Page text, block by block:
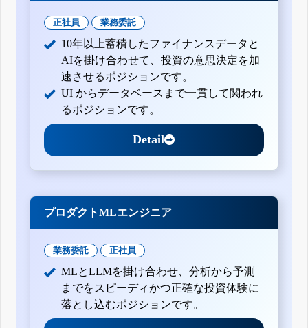
正社員 業務委託
10年以上蓄積したファイナンスデータと
AIを掛け合わせて、投資の意思決定を加
速させるポジションです。
UI からデータベースまで一貫して関われ
るポジションです。
Detail
プロダクトMLエンジニア
業務委託 正社員
MLとLLMを掛け合わせ、分析から予測
までをスピーディかつ正確な投資体験に
落とし込むポジションです。